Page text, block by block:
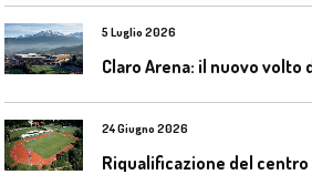
5 Luglio 2026
24 Giugno 2026